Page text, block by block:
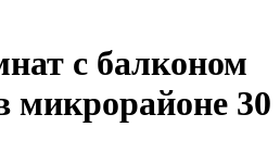
с балконом
микрорайоне 30